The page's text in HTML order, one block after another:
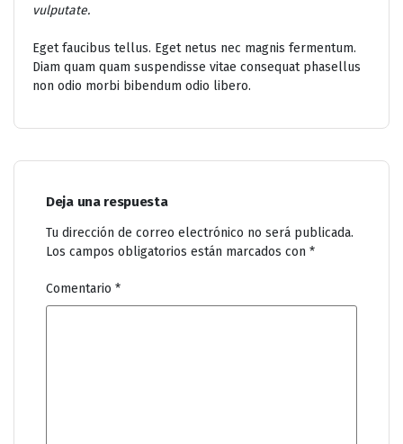
vulputate.
Eget faucibus tellus. Eget netus nec magnis fermentum.
Diam quam quam suspendisse vitae consequat phasellus
non odio morbi bibendum odio libero.
Deja una respuesta
Tu dirección de correo electrónico no será publicada.
Los campos obligatorios están marcados con *
Comentario *